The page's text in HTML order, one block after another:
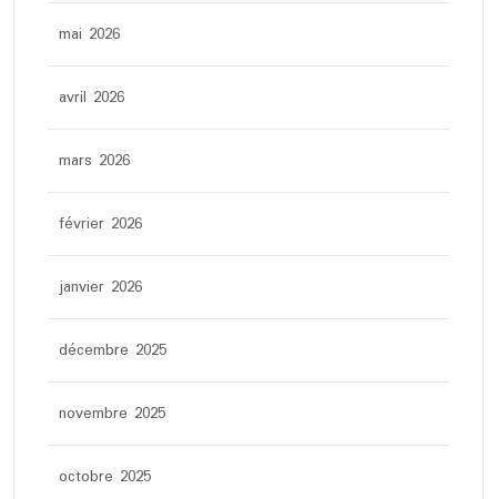
mai 2026
avril 2026
mars 2026
février 2026
janvier 2026
décembre 2025
novembre 2025
octobre 2025